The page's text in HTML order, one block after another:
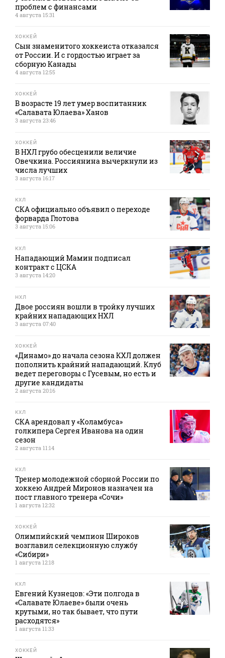
проблем с финансами
4 августа 15:31
ХОККЕЙ
Сын знаменитого хоккеиста отказался
от России. И с гордостью играет за
сборную Канады
4 августа 12:55
ХОККЕЙ
В возрасте 19 лет умер воспитанник
«Салавата Юлаева» Ханов
3 августа 23:46
ХОККЕЙ
В НХЛ грубо обесценили величие
Овечкина. Россиянина вычеркнули из
числа лучших
3 августа 16:17
КХЛ
СКА официально объявил о переходе
форварда Глотова
3 августа 15:06
КХЛ
Нападающий Мамин подписал
контракт с ЦСКА
3 августа 14:20
НХЛ
Двое россиян вошли в тройку лучших
крайних нападающих НХЛ
3 августа 07:40
ХОККЕЙ
«Динамо» до начала сезона КХЛ должен
пополнить крайний нападающий. Клуб
ведет переговоры с Гусевым, но есть и
другие кандидаты
2 августа 20:16
КХЛ
СКА арендовал у «Коламбуса»
голкипера Сергея Иванова на один
сезон
2 августа 11:14
КХЛ
Тренер молодежной сборной России по
хоккею Андрей Миронов назначен на
пост главного тренера «Сочи»
1 августа 12:32
ХОККЕЙ
Олимпийский чемпион Широков
возглавил селекционную службу
«Сибири»
1 августа 12:18
КХЛ
Евгений Кузнецов: «Эти полгода в
«Салавате Юлаеве» были очень
крутыми, но так бывает, что пути
расходятся»
1 августа 11:33
ХОККЕЙ